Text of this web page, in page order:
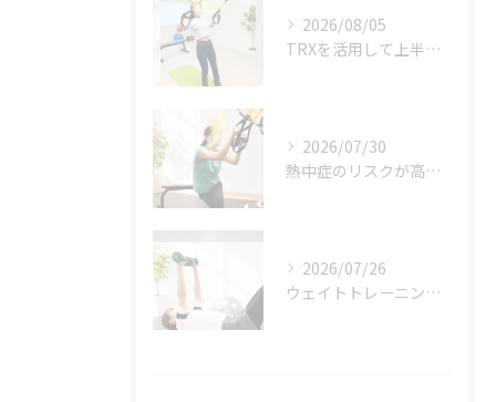
2026/08/05
TRXを活用して上半身のトレーニング
2026/07/30
熱中症のリスクが高まっている危険な暑さ。
2026/07/26
ウェイトトレーニングも